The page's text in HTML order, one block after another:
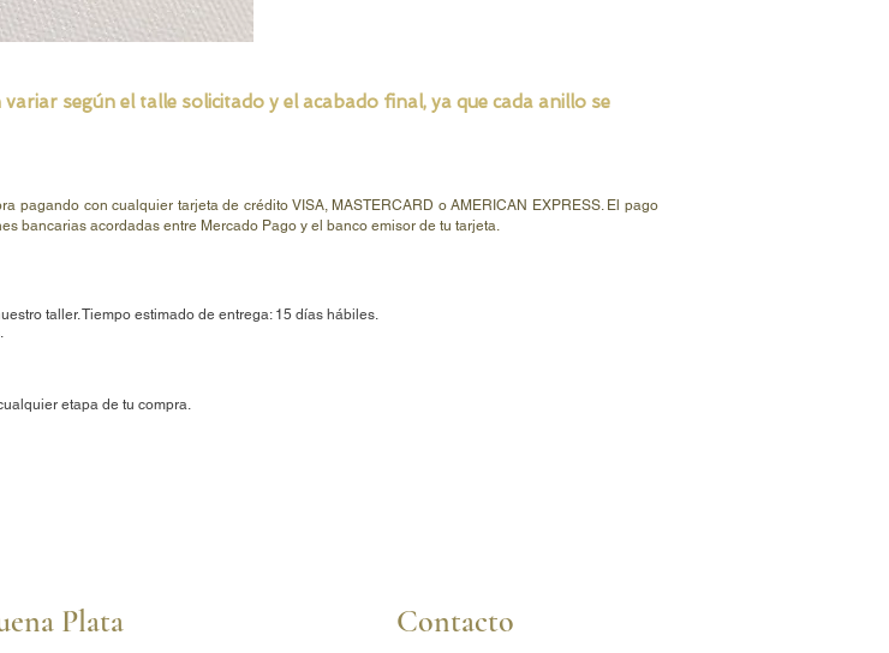
según el talle solicitado y el acabado final, ya que cada anillo se
pagando con cualquier tarjeta de crédito VISA, MASTERCARD o AMERICAN EXPRESS. El pago
bancarias acordadas entre Mercado Pago y el banco emisor de tu tarjeta.
taller. Tiempo estimado de entrega: 15 días hábiles.
etapa de tu compra.
Plata Contacto